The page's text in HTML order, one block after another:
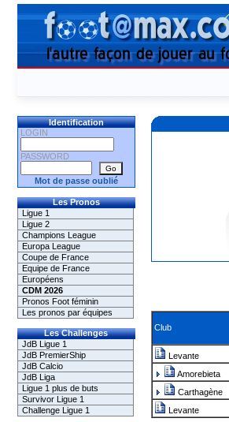
Identification
LOGIN
PASSWORD
Mot de passe oublié
Les Pronos
Ligue 1
Ligue 2
Champions League
Europa League
Coupe de France
Equipe de France
Européens
CDM 2026
Pronos Foot féminin
Les pronos par équipes
Les Challenges
JdB Ligue 1
JdB PremierShip
JdB Calcio
JdB Liga
Ligue 1 plus de buts
Survivor Ligue 1
Challenge Ligue 1
Club
Levante
Amorebieta
Carthagène
Levante